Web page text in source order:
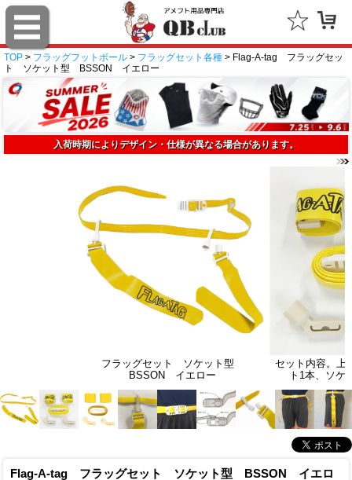
TOP > フラッグフットボール > フラッグセット各種 > Flag-A-tag フラッグセッ
ト ソケット型 BSSON イエロー
入荷時期によりデザイン・仕様が異なる場合があります。
フラッグセット ソケット型
BSSON イエロー
セット内容。上
ト1本、ソケ
Flag-A-tag フラッグセット ソケット型 BSSON イエロ